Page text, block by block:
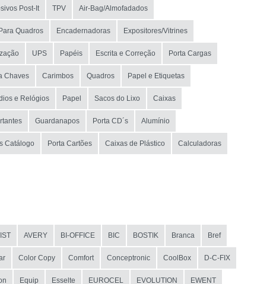
Post-It TPV Air-Bag/Almofadados
Quadros Encadernadoras Expositores/Vitrines
UPS Papéis Escrita e Correção Porta Cargas
Chaves Carimbos Quadros Papel e Etiquetas
e Relógios Papel Sacos do Lixo Caixas
Guardanapos Porta CD´s Alumínio
Catálogo Porta Cartões Caixas de Plástico Calculadoras
AVERY BI-OFFICE BIC BOSTIK Branca Bref
Color Copy Comfort Conceptronic CoolBox D-C-FIX
Equip Esselte EUROCEL EVOLUTION EWENT